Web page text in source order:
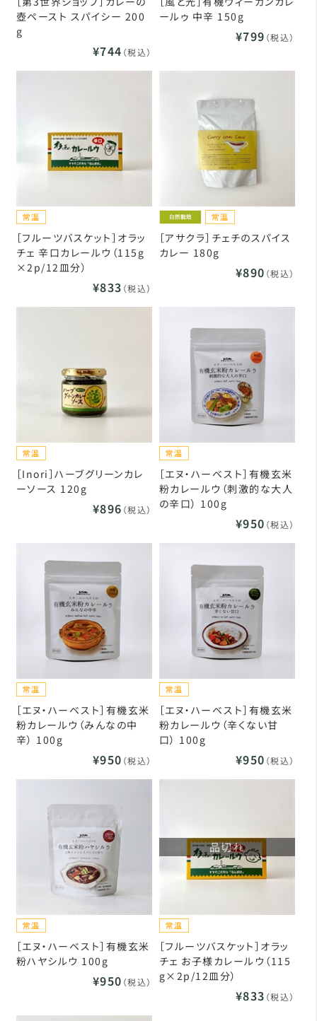
壺ペースト スパイシー 200
g
¥744 （税込）
ールゥ 中辛 150g
¥799 （税込）
［フルーツバスケット］オラッ
チェ 辛口カレールウ（115g
×2p/12皿分）
¥833 （税込）
［アサクラ］チェチのスパイス
カレー 180g
¥890 （税込）
［Inori］ハーブグリーンカレ
ーソース 120g
¥896 （税込）
［エヌ・ハーベスト］有機玄米
粉カレールウ（刺激的な大人
の辛口） 100g
¥950 （税込）
［エヌ・ハーベスト］有機玄米
粉カレールウ（みんなの中
辛） 100g
¥950 （税込）
［エヌ・ハーベスト］有機玄米
粉カレールウ（辛くない甘
口） 100g
¥950 （税込）
［エヌ・ハーベスト］有機玄米
粉ハヤシルウ 100g
¥950 （税込）
品切れ
［フルーツバスケット］オラッ
チェ お子様カレールウ（115
g×2p/12皿分）
¥833 （税込）